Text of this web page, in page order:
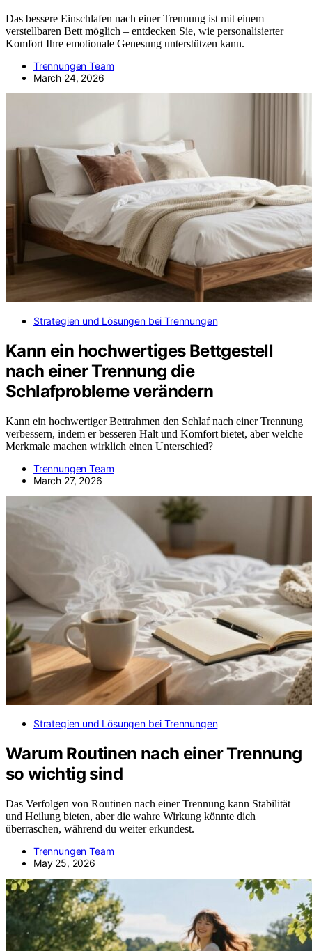
Das bessere Einschlafen nach einer Trennung ist mit einem
verstellbaren Bett möglich – entdecken Sie, wie personalisierter
Komfort Ihre emotionale Genesung unterstützen kann.
Trennungen Team
March 24, 2026
Strategien und Lösungen bei Trennungen
Kann ein hochwertiges Bettgestell
nach einer Trennung die
Schlafprobleme verändern
Kann ein hochwertiger Bettrahmen den Schlaf nach einer Trennung
verbessern, indem er besseren Halt und Komfort bietet, aber welche
Merkmale machen wirklich einen Unterschied?
Trennungen Team
March 27, 2026
Strategien und Lösungen bei Trennungen
Warum Routinen nach einer Trennung
so wichtig sind
Das Verfolgen von Routinen nach einer Trennung kann Stabilität
und Heilung bieten, aber die wahre Wirkung könnte dich
überraschen, während du weiter erkundest.
Trennungen Team
May 25, 2026